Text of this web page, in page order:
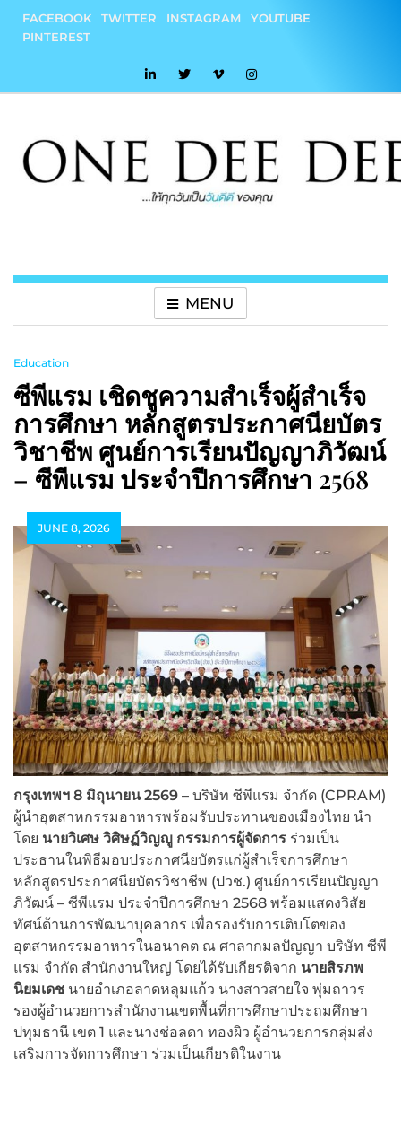
content
FACEBOOK TWITTER INSTAGRAM
YOUTUBE
PINTEREST
MENU
Education
ซีพีแรม เชิดชูความสำเร็จผู้สำเร็จ
การศึกษา หลักสูตรประกาศนียบัตร
วิชาชีพ ศูนย์การเรียนปัญญาภิวัฒน์
– ซีพีแรม ประจำปีการศึกษา 2568
JUNE 8, 2026
กรุงเทพฯ 8 มิถุนายน 2569 – บริษัท ซีพีแรม จำกัด (CPRAM)
ผู้นำอุตสาหกรรมอาหารพร้อมรับประทานของเมืองไทย นำ
โดย นายวิเศษ วิศิษฏ์วิญญู กรรมการผู้จัดการ ร่วมเป็น
ประธานในพิธีมอบประกาศนียบัตรแก่ผู้สำเร็จการศึกษา
หลักสูตรประกาศนียบัตรวิชาชีพ (ปวช.) ศูนย์การเรียนปัญญา
ภิวัฒน์ – ซีพีแรม ประจำปีการศึกษา 2568 พร้อมแสดงวิสัย
ทัศน์ด้านการพัฒนาบุคลากร เพื่อรองรับการเติบโตของ
อุตสาหกรรมอาหารในอนาคต ณ ศาลากมลปัญญา บริษัท ซีพี
แรม จำกัด สำนักงานใหญ่ โดยได้รับเกียรติจาก นายสิรภพ
นิยมเดช นายอำเภอลาดหลุมแก้ว นางสาวสายใจ พุ่มถาวร
รองผู้อำนวยการสำนักงานเขตพื้นที่การศึกษาประถมศึกษา
ปทุมธานี เขต 1 และนางช่อลดา ทองผิว ผู้อำนวยการกลุ่มส่ง
เสริมการจัดการศึกษา ร่วมเป็นเกียรติในงาน